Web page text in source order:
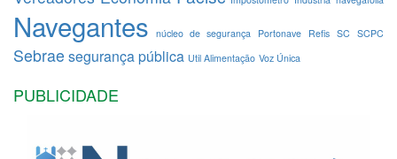
Navegantes núcleo de segurança Portonave Refis SC SCPC
Sebrae segurança pública Util Alimentação Voz Única
PUBLICIDADE